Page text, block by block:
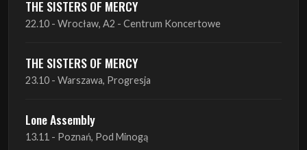
THE SISTERS OF MERCY
22.10 - Wrocław, A2 - Centrum Koncertowe
THE SISTERS OF MERCY
23.10 - Warszawa, Progresja
Lone Assembly
13.11 - Poznań, Pod Minogą